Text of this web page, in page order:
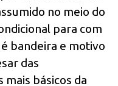
no meio do
para com
bandeira e motivo
das
básicos da